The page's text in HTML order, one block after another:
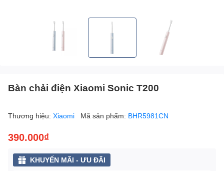
Bàn chải điện Xiaomi Sonic T200
Thương hiệu: Xiaomi Mã sản phẩm: BHR5981CN
390.000₫
KHUYẾN MÃI - ƯU ĐÃI